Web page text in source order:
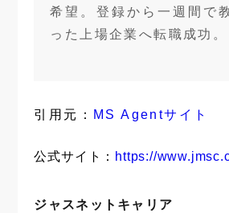
希望。登録から一週間で
った上場企業へ転職成功。
引用元： MS Agentサイト
公式サイト： https://
ジャスネットキャリア